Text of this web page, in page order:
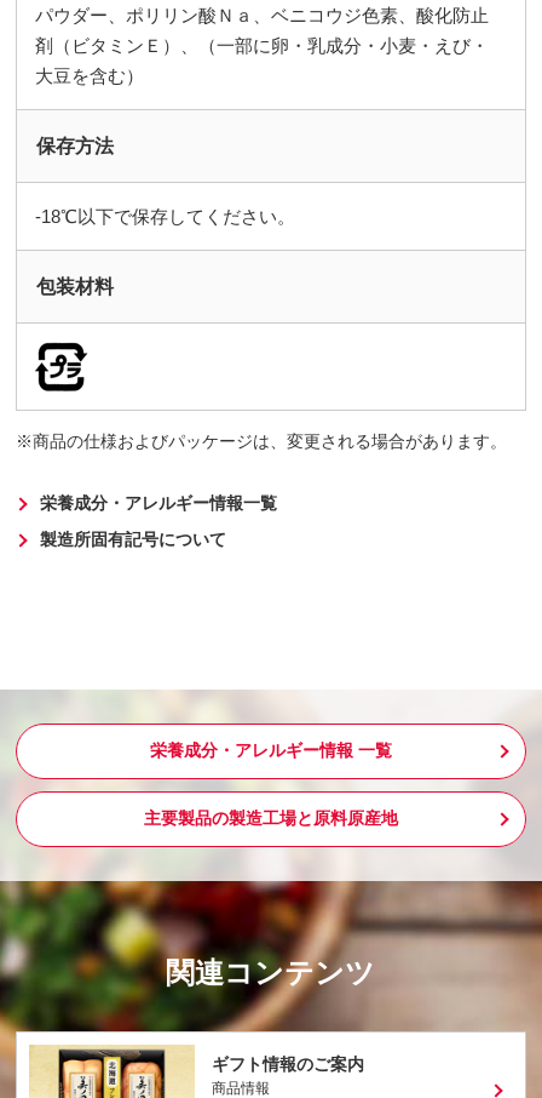
パウダー、ポリリン酸Ｎａ、ベニコウジ色素、酸化防止
剤（ビタミンＥ）、（一部に卵・乳成分・小麦・えび・
大豆を含む）
保存方法
-18℃以下で保存してください。
包装材料
商品の仕様およびパッケージは、変更される場合があります。
栄養成分・アレルギー情報一覧
製造所固有記号について
栄養成分・アレルギー情報 一覧
主要製品の製造工場と原料原産地
関連コンテンツ
ギフト情報のご案内
商品情報